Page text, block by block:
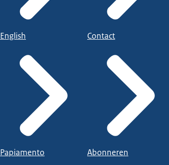
English
Papiamento
Contact
Abonneren